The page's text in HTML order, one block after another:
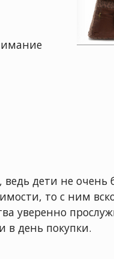
дети не очень
то с ним
уверенно
в день покупки.